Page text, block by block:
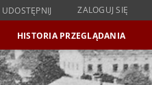
UDOSTĘPNIJ ZALOGUJ SIĘ
HISTORIA PRZEGLĄDANIA